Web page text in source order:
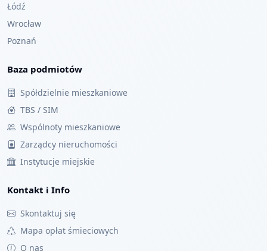
Łódź
Wrocław
Poznań
Baza podmiotów
Spółdzielnie mieszkaniowe
TBS / SIM
Wspólnoty mieszkaniowe
Zarządcy nieruchomości
Instytucje miejskie
Kontakt i Info
Skontaktuj się
Mapa opłat śmieciowych
O nas